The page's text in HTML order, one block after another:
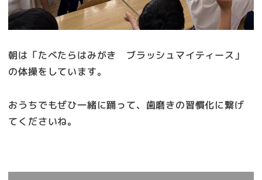
朝は「たべたらはみがき ブラッシュマイティース」
の体操をしています。
おうちでもぜひ一緒に踊って、歯磨きの習慣化に繋げ
てくださいね。